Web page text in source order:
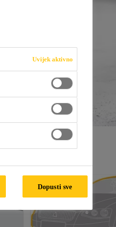
Uvijek aktivno
Dopusti sve